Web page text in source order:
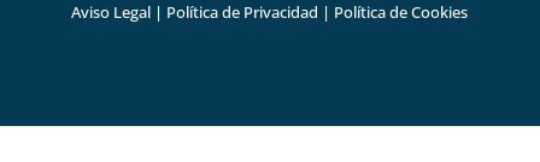
Aviso Legal | Política de Privacidad | Política de Cookies